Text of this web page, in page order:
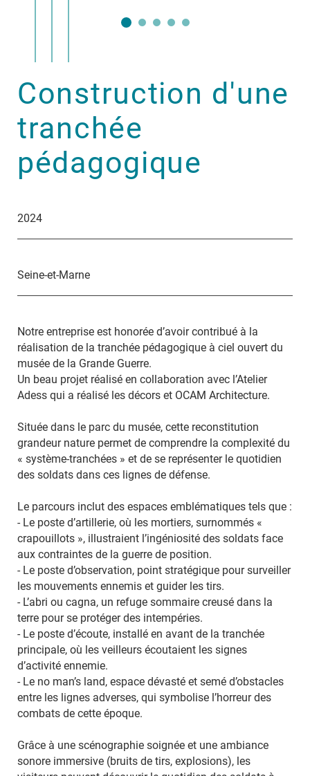
Construction d'une
tranchée
pédagogique
2024
Seine-et-Marne
Notre entreprise est honorée d’avoir contribué à la
réalisation de la tranchée pédagogique à ciel ouvert du
musée de la Grande Guerre.
Un beau projet réalisé en collaboration avec l’Atelier
Adess qui a réalisé les décors et OCAM Architecture.
Située dans le parc du musée, cette reconstitution
grandeur nature permet de comprendre la complexité du
« système-tranchées » et de se représenter le quotidien
des soldats dans ces lignes de défense.
Le parcours inclut des espaces emblématiques tels que :
- Le poste d’artillerie, où les mortiers, surnommés «
crapouillots », illustraient l’ingéniosité des soldats face
aux contraintes de la guerre de position.
- Le poste d’observation, point stratégique pour surveiller
les mouvements ennemis et guider les tirs.
- L’abri ou cagna, un refuge sommaire creusé dans la
terre pour se protéger des intempéries.
- Le poste d’écoute, installé en avant de la tranchée
principale, où les veilleurs écoutaient les signes
d’activité ennemie.
- Le no man’s land, espace dévasté et semé d’obstacles
entre les lignes adverses, qui symbolise l’horreur des
combats de cette époque.
Grâce à une scénographie soignée et une ambiance
sonore immersive (bruits de tirs, explosions), les